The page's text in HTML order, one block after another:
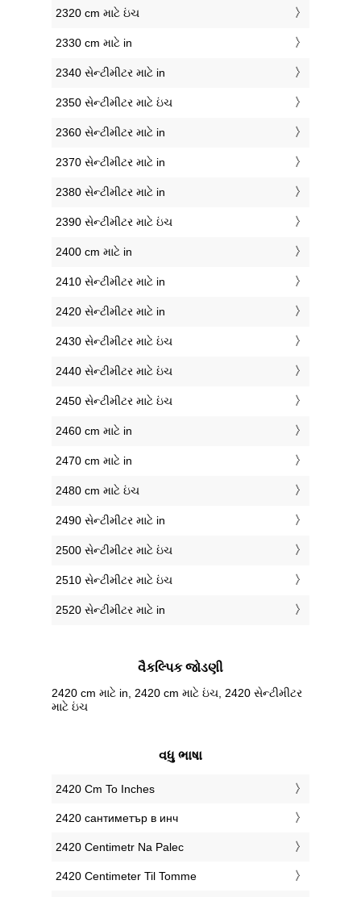
2320 cm માટે ઇંચ
2330 cm માટે in
2340 સેન્ટીમીટર માટે in
2350 સેન્ટીમીટર માટે ઇંચ
2360 સેન્ટીમીટર માટે in
2370 સેન્ટીમીટર માટે in
2380 સેન્ટીમીટર માટે in
2390 સેન્ટીમીટર માટે ઇંચ
2400 cm માટે in
2410 સેન્ટીમીટર માટે in
2420 સેન્ટીમીટર માટે in
2430 સેન્ટીમીટર માટે ઇંચ
2440 સેન્ટીમીટર માટે ઇંચ
2450 સેન્ટીમીટર માટે ઇંચ
2460 cm માટે in
2470 cm માટે in
2480 cm માટે ઇંચ
2490 સેન્ટીમીટર માટે in
2500 સેન્ટીમીટર માટે ઇંચ
2510 સેન્ટીમીટર માટે ઇંચ
2520 સેન્ટીમીટર માટે in
વૈકલ્પિક જોડણી
2420 cm માટે in, 2420 cm માટે ઇંચ, 2420 સેન્ટીમીટર
માટે ઇંચ
વધુ ભાષા
‎2420 Cm To Inches
‎2420 сантиметър в инч
‎2420 Centimetr Na Palec
‎2420 Centimeter Til Tomme